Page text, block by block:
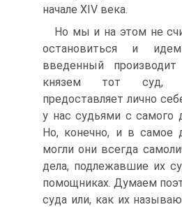
начале XIV века.
Но мы и на этом не
остановиться и
введенный
князем тот суд,
предоставляет лично
у нас судьями с самого
Но, конечно, и в самое
могли они всегда
дела, подлежавшие их
помощниках. Думаем
суда или, как их